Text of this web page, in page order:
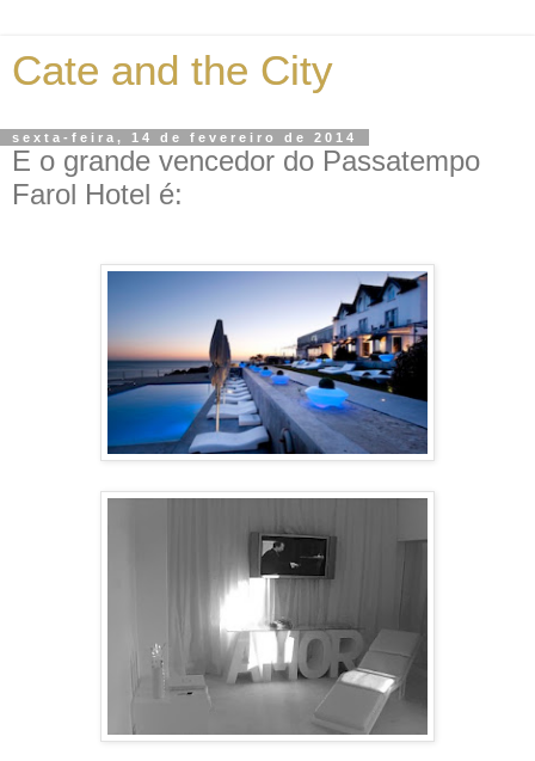
Cate and the City
sexta-feira, 14 de fevereiro de 2014
E o grande vencedor do Passatempo
Farol Hotel é: